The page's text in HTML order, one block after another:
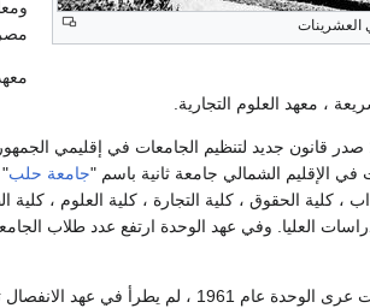
العشرينات
، معهد العلوم التجارية.
وفي عام 1958 صدر قانون جديد لتنظيم الجامعات في
الإقليم الشمالي جامعة ثانية باسم "جامعة حلب
، كلية الحقوق ، كلية التجارة ، كلية العلوم ،
العليا. وفي عهد الوحدة ارتفع عدد طلاب
وبعد أن انفصمت عرى الوحدة عام